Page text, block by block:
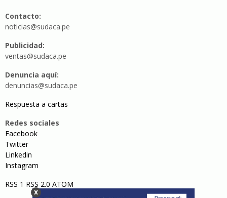
Contacto:
noticias@sudaca.pe
Publicidad:
ventas@sudaca.pe
Denuncia aquí:
denuncias@sudaca.pe
Respuesta a cartas
Redes sociales
Facebook
Twitter
Linkedin
Instagram
RSS 1 RSS 2.0 ATOM
x